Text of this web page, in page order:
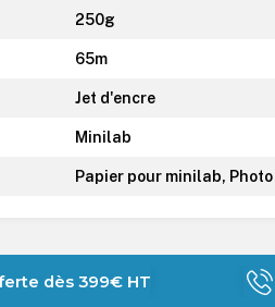
250g
65m
Jet d'encre
Minilab
Papier pour minilab, Photo
dès 399€ HT